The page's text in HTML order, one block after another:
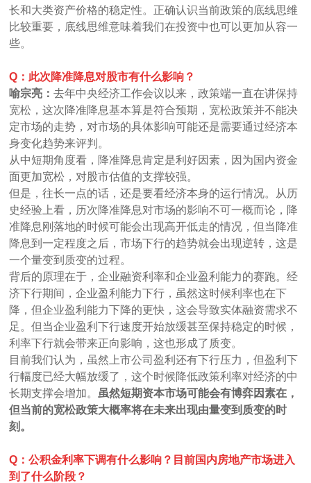
长和大类资产价格的稳定性。正确认识当前政策的底线思维
比较重要，底线思维意味着我们在投资中也可以更加从容一
些。
Q：此次降准降息对股市有什么影响？
喻宗亮：去年中央经济工作会议以来，政策端一直在讲保持
宽松，这次降准降息基本算是符合预期，宽松政策并不能决
定市场的走势，对市场的具体影响可能还是需要通过经济本
身变化趋势来评判。
从中短期角度看，降准降息肯定是利好因素，因为国内资金
面更加宽松，对股市估值的支撑较强。
但是，往长一点的话，还是要看经济本身的运行情况。从历
史经验上看，历次降准降息对市场的影响不可一概而论，降
准降息刚落地的时候可能会出现高开低走的情况，但当降准
降息到一定程度之后，市场下行的趋势就会出现逆转，这是
一个量变到质变的过程。
背后的原理在于，企业融资利率和企业盈利能力的赛跑。经
济下行期间，企业盈利能力下行，虽然这时候利率也在下
降，但企业盈利能力下降的更快，这会导致实体融资需求不
足。但当企业盈利下行速度开始放缓甚至保持稳定的时候，
利率下行就会带来正向影响，这也形成了质变。
目前我们认为，虽然上市公司盈利还有下行压力，但盈利下
行幅度已经大幅放缓了，这个时候降低政策利率对经济的中
长期支撑会增加。 虽然短期资本市场可能会有博弈因素在，
但当前的宽松政策大概率将在未来出现由量变到质变的时
刻。
Q：公积金利率下调有什么影响？目前国内房地产市场进入
到了什么阶段？